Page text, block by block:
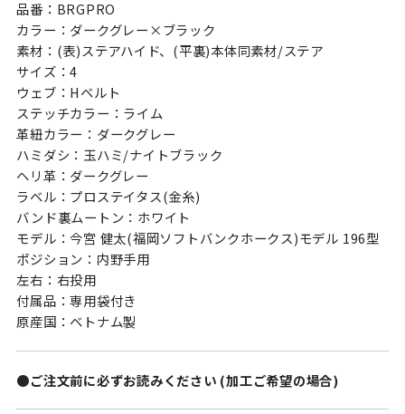
品番：BRGPRO
カラー：ダークグレー×ブラック
素材：(表)ステアハイド、(平裏)本体同素材/ステア
サイズ：4
ウェブ：Hベルト
ステッチカラー：ライム
革紐カラー：ダークグレー
ハミダシ：玉ハミ/ナイトブラック
ヘリ革：ダークグレー
ラベル：プロステイタス(金糸)
バンド裏ムートン：ホワイト
モデル：今宮 健太(福岡ソフトバンクホークス)モデル 196型
ポジション：内野手用
左右：右投用
付属品：専用袋付き
原産国：ベトナム製
●ご注文前に必ずお読みください (加工ご希望の場合)